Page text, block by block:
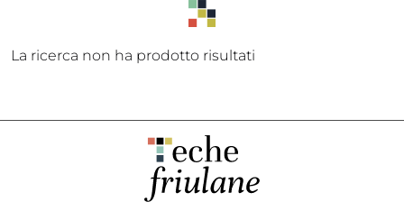
La ricerca non ha prodotto risultati